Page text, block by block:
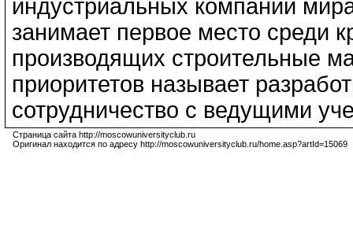
индустриальных компаний
занимает первое место среди
производящих строительные
приоритетов называет
сотрудничество с ведущими
Страница сайта http://moscowuniversityclub.ru
Оригинал находится по адресу http://moscowuniversityclub.ru/home.asp?artId=15069